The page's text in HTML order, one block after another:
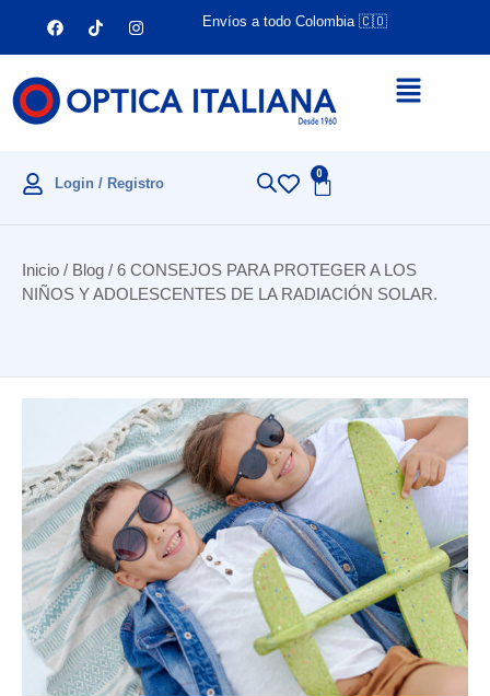
Envíos a todo Colombia 🇨🇴
Login / Registro
0
Inicio / Blog / 6 CONSEJOS PARA PROTEGER A LOS
NIÑOS Y ADOLESCENTES DE LA RADIACIÓN SOLAR.